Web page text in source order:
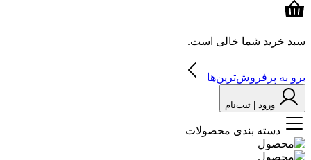
سبد خرید شما خالی است.
برو به پرفروش‌ترین‌ها
ورود | ثبت‌نام
دسته بندی محصولات